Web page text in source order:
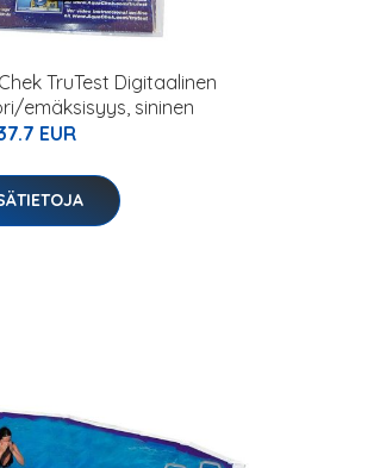
TruTest Digitaalinen
emäksisyys, sininen
EUR